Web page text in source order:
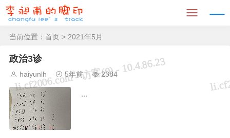
当前位置： 首页 > 2021年5月
政治3诊
haiyunlh 5年前 2384
...